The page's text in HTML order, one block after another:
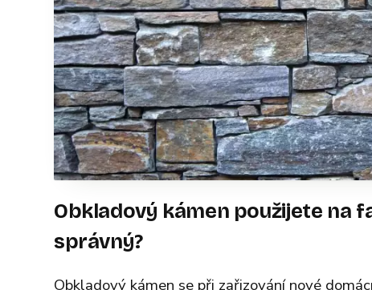
Obkladový kámen použijete na
správný?
Obkladový kámen se při zařizování nové